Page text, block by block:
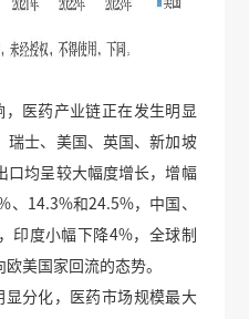
医药产业链正在发生明显
瑞士、美国、英国、新加坡
口均呈较大幅度增长，增幅
、14.3%和24.5%，中国、
印度小幅下降4%，全球制
美国家回流的态势。
分化，医药市场规模最大